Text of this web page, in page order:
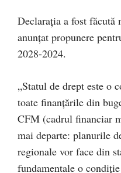
Declarația a fost făcută
anunțat propunere
2028-2024.
„Statul de drept este o
toate finanțările din
CFM (cadrul financiar
mai departe: planurile
regionale vor face din
fundamentale o